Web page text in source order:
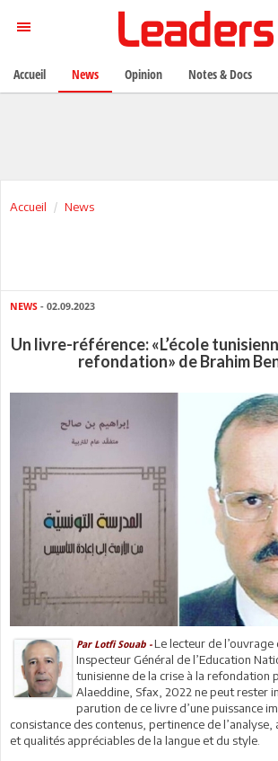
Accueil News
NEWS - 02.09.2023
Un livre-référence: «L’école
refondation» de Brahim
Par Lotfi Souab -Le lecteur de l’ouvrage
Inspecteur Général de l’Education
tunisienne de la crise à la refondation
Alaeddine, Sfax, 2022 ne peut rester
parution de ce livre d’une puissance
consistance des contenus, pertinence de
et qualités appréciables de la langue et du style.
Accueil News Opinion Notes & Docs